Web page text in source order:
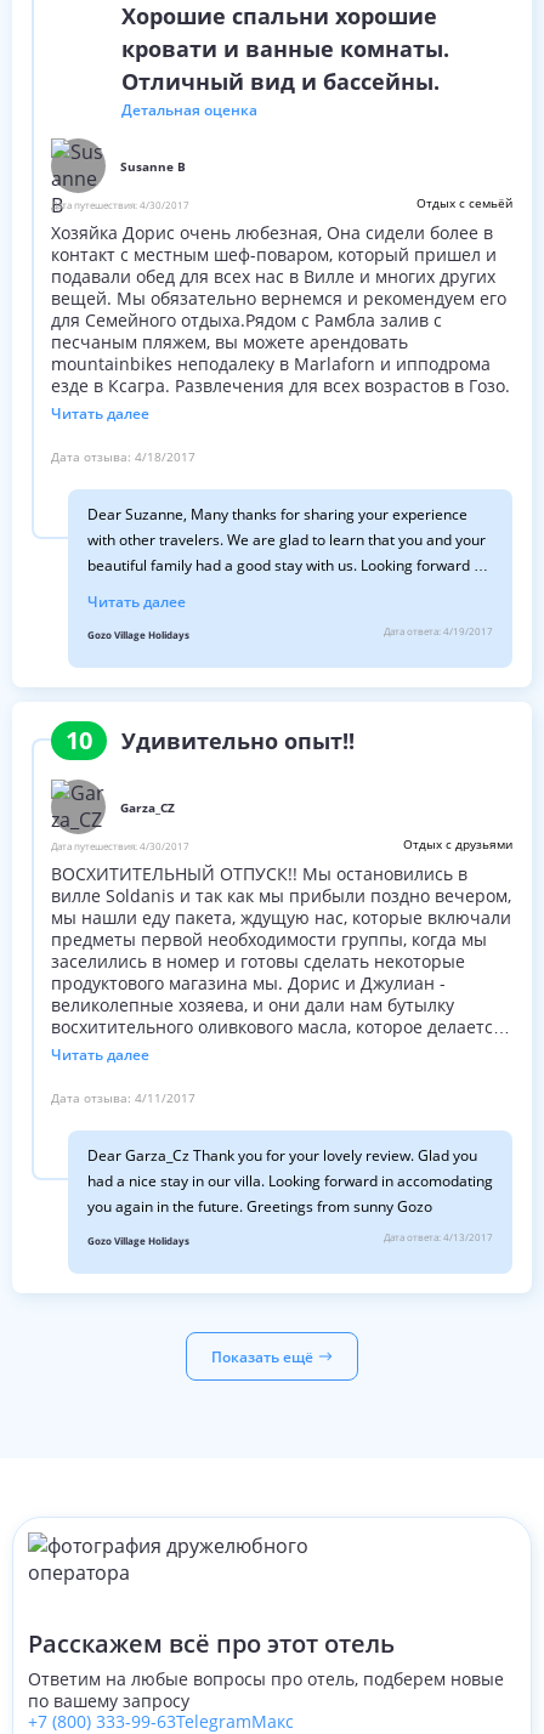
Хорошие спальни хорошие
кровати и ванные комнаты.
Отличный вид и бассейны.
Детальная оценка
Susanne B
Дата путешествия:4/30/2017 Отдых с семьёй
Хозяйка Дорис очень любезная, Она сидели более в
контакт с местным шеф-поваром, который пришел и
подавали обед для всех нас в Вилле и многих других
вещей. Мы обязательно вернемся и рекомендуем его
для Семейного отдыха.Рядом с Рамбла залив с
песчаным пляжем, вы можете арендовать
mountainbikes неподалеку в Marlaforn и ипподрома
езде в Ксагра. Развлечения для всех возрастов в Гозо.
Читать далее
Дата отзыва: 4/18/2017
Dear Suzanne, Many thanks for sharing your experience
with other travelers. We are glad to learn that you and your
beautiful family had a good stay with us. Looking forward in
Читать далее
Gozo Village Holidays Дата ответа:4/19/2017
10 Удивительно опыт!!
Garza_CZ
Дата путешествия:4/30/2017 Отдых с друзьями
ВОСХИТИТЕЛЬНЫЙ ОТПУСК!! Мы остановились в
вилле Soldanis и так как мы прибыли поздно вечером,
мы нашли еду пакета, ждущую нас, которые включали
предметы первой необходимости группы, когда мы
заселились в номер и готовы сделать некоторые
продуктового магазина мы. Дорис и Джулиан -
великолепные хозяева, и они дали нам бутылку
восхитительного оливкового масла, которое делается
из собственных оливки, взрослыми прямо рядом со
зданием: ) И мы чувствовали себя как дома с момента,
который мы получили здесь. Дорис также
удобно. Место было идеально чисто, а расположение
идеальное. Отличное место для отдыха. Очень
рекомендую!! Дайте этим зданий шанс, и вы не
будете разочарованы. Обязательно Re - визит!
Спасибо, Doris & Julian!: )
Читать далее
Дата отзыва: 4/11/2017
Dear Garza_Cz Thank you for your lovely review. Glad you
had a nice stay in our villa. Looking forward in accomodating
you again in the future. Greetings from sunny Gozo
Gozo Village Holidays Дата ответа:4/13/2017
Показать ещё
Расскажем всё про этот отель
Ответим на любые вопросы про отель, подберем новые
по вашему запросу
+7 (800) 333-99-63TelegramМакс